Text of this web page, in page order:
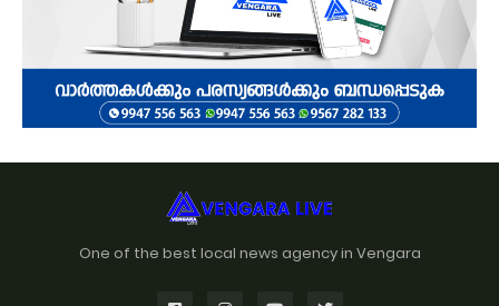
One of the best local news agency in Vengara